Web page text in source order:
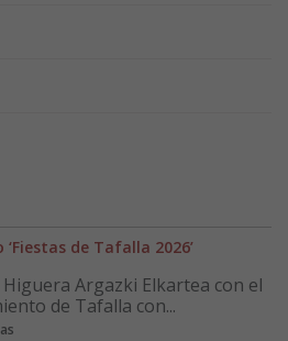
de Tafalla 2026’
Argazki Elkartea con el
de Tafalla con...